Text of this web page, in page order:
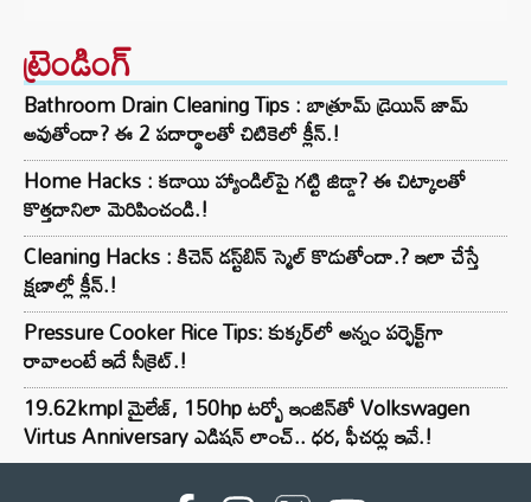
ట్రెండింగ్‌
Bathroom Drain Cleaning Tips : బాత్రూమ్ డ్రెయిన్ జామ్
అవుతోందా? ఈ 2 పదార్థాలతో చిటికెలో క్లీన్.!
Home Hacks : కడాయి హ్యాండిల్‌పై గట్టి జిడ్డా? ఈ చిట్కాలతో
కొత్తదానిలా మెరిపించండి.!
Cleaning Hacks : కిచెన్ డస్ట్‌బిన్ స్మెల్ కొడుతోందా.? ఇలా చేస్తే
క్షణాల్లో క్లీన్.!
Pressure Cooker Rice Tips: కుక్కర్‌లో అన్నం పర్ఫెక్ట్‌గా
రావాలంటే ఇదే సీక్రెట్.!
19.62kmpl మైలేజ్, 150hp టర్బో ఇంజిన్‌తో Volkswagen
Virtus Anniversary ఎడిషన్ లాంచ్.. ధర, ఫీచర్లు ఇవే.!